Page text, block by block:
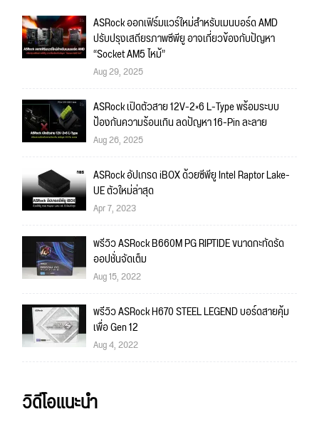
ASRock ออกเฟิร์มแวร์ใหม่สำหรับเมนบอร์ด AMD
ปรับปรุงเสถียรภาพซีพียู อาจเกี่ยวข้องกับปัญหา
“Socket AM5 ไหม้”
Aug 29, 2025
ASRock เปิดตัวสาย 12V-2×6 L-Type พร้อมระบบ
ป้องกันความร้อนเกิน ลดปัญหา 16-Pin ละลาย
Aug 26, 2025
ASRock อัปเกรด iBOX ด้วยซีพียู Intel Raptor Lake-
UE ตัวใหม่ล่าสุด
Apr 7, 2023
พรีวิว ASRock B660M PG RIPTIDE ขนาดกะทัดรัด
ออปชั่นจัดเต็ม
Aug 15, 2022
พรีวิว ASRock H670 STEEL LEGEND บอร์ดสายคุ้ม
เพื่อ Gen 12
Aug 4, 2022
วิดีโอแนะนำ